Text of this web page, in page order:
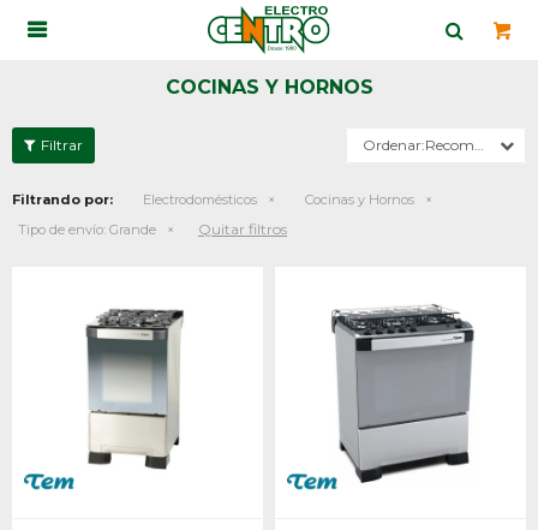

COCINAS Y HORNOS
Recomendados
Filtrando por: Electrodomésticos
Cocinas y Hornos
Tipo de envío: Grande Quitar filtros